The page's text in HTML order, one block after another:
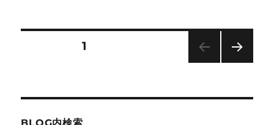
ド
の
固定ページ1
BLOG内検索